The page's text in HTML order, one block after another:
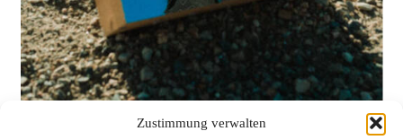
Zustimmung verwalten